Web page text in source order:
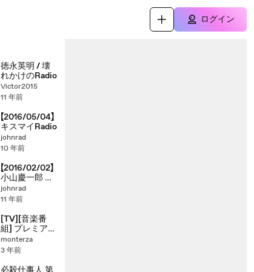
ログイン
徳永英明 / 壊
れかけのRadio
Victor2015
11 年前
【2016/05/04】
キスマイRadio
johnrad
10 年前
【2016/02/02】
小山慶一郎 K
ちゃんNEWS
johnrad
11 年前
[TV][音楽番
組] プレミアム
10
(2008.02.15)
一夜限りの音
monterza
3 年前